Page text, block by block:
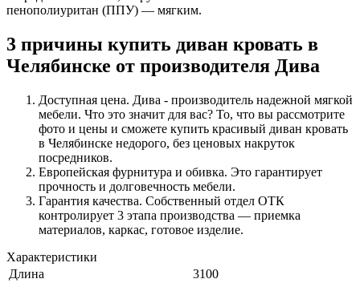
пенополиуритан (ППУ) — мягким.
3 причины купить диван кровать в
Челябинске от производителя Дива
Доступная цена. Дива - производитель надежной мягкой
мебели. Что это значит для вас? То, что вы рассмотрите
фото и цены и сможете купить красивый диван кровать
в Челябинске недорого, без ценовых накруток
посредников.
Европейская фурнитура и обивка. Это гарантирует
прочность и долговечность мебели.
Гарантия качества. Собственный отдел ОТК
контролирует 3 этапа производства — приемка
материалов, каркас, готовое изделие.
Характеристики
Длина
3100